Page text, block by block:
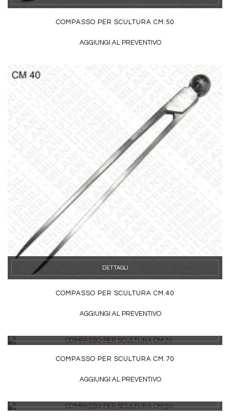
COMPASSO PER SCULTURA CM.50
AGGIUNGI AL PREVENTIVO
DETTAGLI
COMPASSO PER SCULTURA CM.40
AGGIUNGI AL PREVENTIVO
COMPASSO PER SCULTURA CM.70
AGGIUNGI AL PREVENTIVO